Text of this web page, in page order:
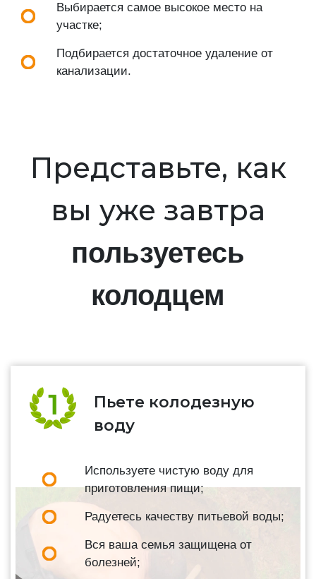
Выбирается самое высокое место на
участке;
Подбирается достаточное удаление от
канализации.
Представьте, как
вы уже завтра
пользуетесь
колодцем
Пьете колодезную
воду
Используете чистую воду для
приготовления пищи;
Радуетесь качеству питьевой воды;
Вся ваша семья защищена от
болезней;